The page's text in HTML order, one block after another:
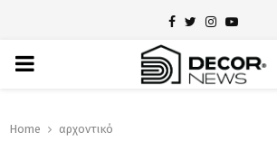
Facebook
TwitterInstagram
Youtube
PRIMARY
Home αρχοντικό